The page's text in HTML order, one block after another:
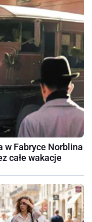
w Fabryce Norblina
całe wakacje